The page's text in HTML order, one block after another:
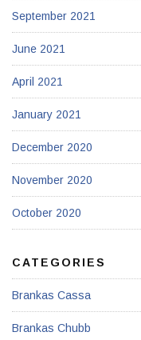
September 2021
June 2021
April 2021
January 2021
December 2020
November 2020
October 2020
CATEGORIES
Brankas Cassa
Brankas Chubb